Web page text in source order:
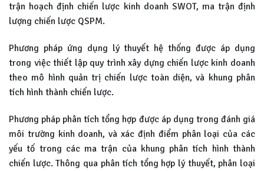
trận hoạch định chiến lược kinh doanh SWOT, ma trận định
lượng chiến lược QSPM.
Phương pháp ứng dụng lý thuyết hệ thống được áp dụng
trong việc thiết lập quy trình xây dựng chiến lược kinh doanh
theo mô hình quản trị chiến lược toàn diện, và khung phân
tích hình thành chiến lược.
Phương pháp phân tích tổng hợp được áp dụng trong đánh giá
môi trường kinh doanh, và xác định điểm phân loại của các
yếu tố trong các ma trận của khung phân tích hình thành
chiến lược. Thông qua phân tích tổng hợp lý thuyết, phân loại